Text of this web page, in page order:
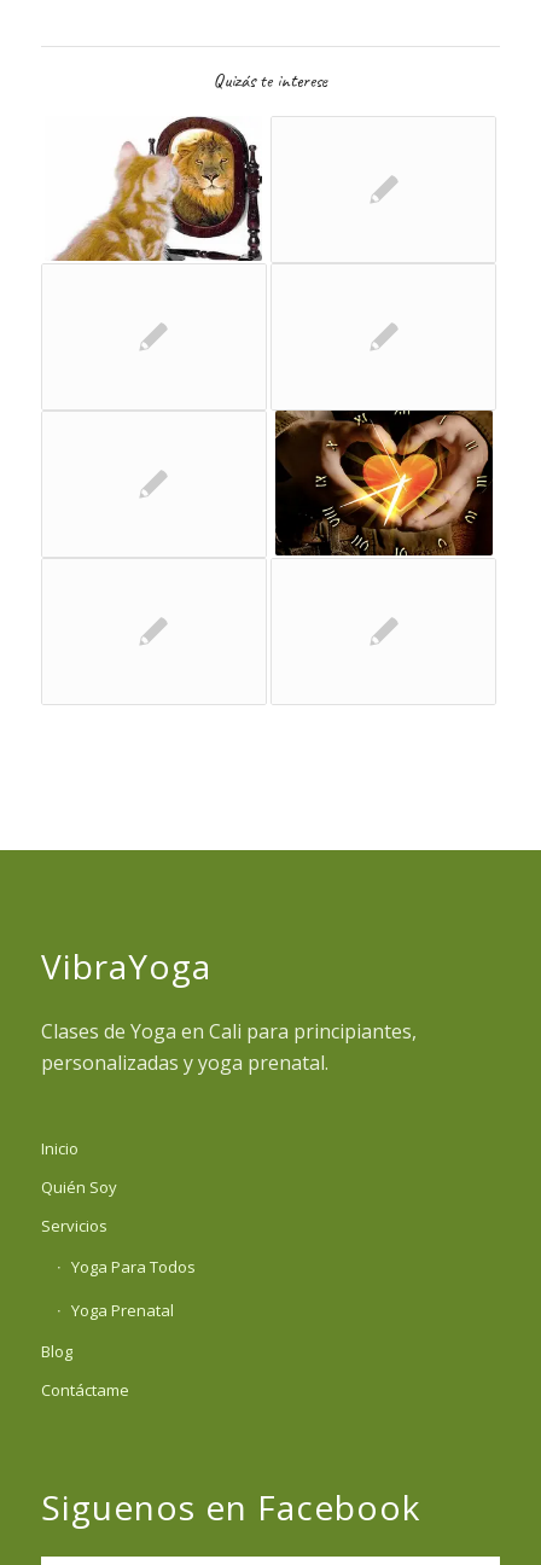
Quizás te interese
VibraYoga
Clases de Yoga en Cali para principiantes,
personalizadas y yoga prenatal.
Inicio
Quién Soy
Servicios
Yoga Para Todos
Yoga Prenatal
Blog
Contáctame
Siguenos en Facebook